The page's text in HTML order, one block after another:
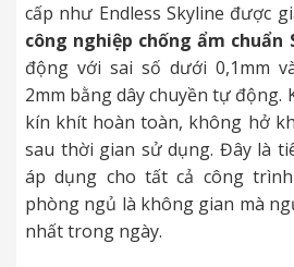
cấp như Endless Skyline được
công nghiệp chống ẩm chuẩn
động với sai số dưới 0,1mm
2mm bằng dây chuyền tự động.
kín khít hoàn toàn, không hở
sau thời gian sử dụng. Đây là
áp dụng cho tất cả công
phòng ngủ là không gian mà
nhất trong ngày.